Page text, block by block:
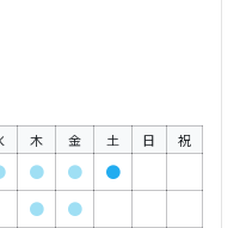
木 金 土 日 祝
● ●
●
● ●